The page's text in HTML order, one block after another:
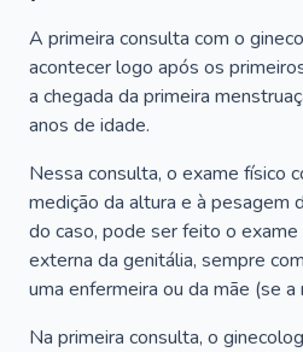
A primeira consulta com o
acontecer logo após os
a chegada da primeira
anos de idade.
Nessa consulta, o exame físico
medição da altura e à pesagem
do caso, pode ser feito o
externa da genitália, sempre
uma enfermeira ou da mãe (se a
Na primeira consulta, o